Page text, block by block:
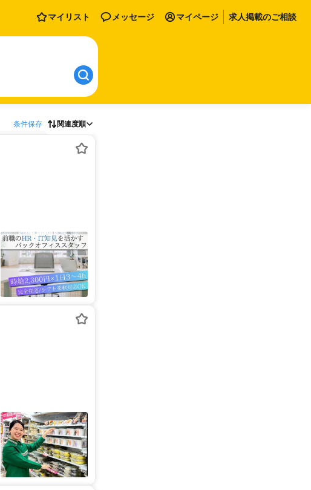
マイリスト メッセージ マイページ 求人掲載のご相談
条件保存 関連度順